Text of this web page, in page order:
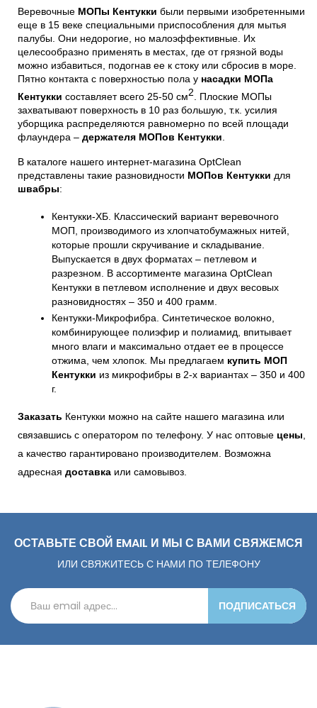
Веревочные МОПы Кентукки были первыми изобретенными
еще в 15 веке специальными приспособления для мытья
палубы. Они недорогие, но малоэффективные. Их
целесообразно применять в местах, где от грязной воды
можно избавиться, подогнав ее к стоку или сбросив в море.
Пятно контакта с поверхностью пола у насадки МОПа
Кентукки составляет всего 25-50 см2 . Плоские МОПы
захватывают поверхность в 10 раз большую, т.к. усилия
уборщика распределяются равномерно по всей площади
флаундера – держателя МОПов Кентукки
В каталоге нашего интернет-магазина OptClean
представлены такие разновидности МОПов Кентукки для
швабры:
Кентукки-ХБ. Классический вариант веревочного
МОП, производимого из хлопчатобумажных нитей,
которые прошли скручивание и складывание.
Выпускается в двух форматах – петлевом и
разрезном. В ассортименте магазина OptClean
Кентукки в петлевом исполнение и двух весовых
разновидностях – 350 и 400 грамм.
Кентукки-Микрофибра. Синтетическое волокно,
комбинирующее полиэфир и полиамид, впитывает
много влаги и максимально отдает ее в процессе
отжима, чем хлопок. Мы предлагаем купить МОП
Кентукки из микрофибры в 2-х вариантах – 350 и 400
г.
Заказать Кентукки можно на сайте нашего магазина или
связавшись с оператором по телефону. У нас оптовые цены
а качество гарантировано производителем. Возможна
адресная доставка или самовывоз.
ОСТАВЬТЕ СВОЙ EMAIL И МЫ С ВАМИ СВЯЖЕМСЯ
ИЛИ СВЯЖИТЕСЬ С НАМИ ПО ТЕЛЕФОНУ
ПОДПИСАТЬСЯ